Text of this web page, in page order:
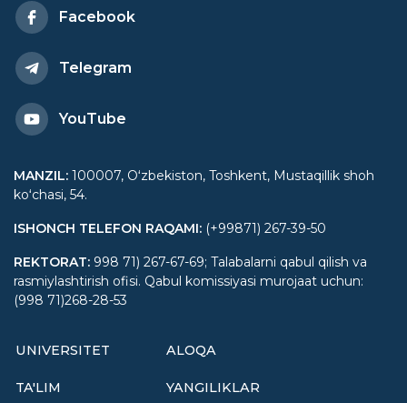
Facebook
Telegram
YouTube
MANZIL: 100007, Oʻzbekiston, Toshkent, Mustaqillik shoh
koʻchasi, 54.
ISHONCH TELEFON RAQAMI: (+99871) 267-39-50
REKTORAT: 998 71) 267-67-69; Talabalarni qabul qilish va
rasmiylashtirish ofisi. Qabul komissiyasi murojaat uchun:
(998 71)268-28-53
UNIVERSITET
TA'LIM
ALOQA
YANGILIKLAR